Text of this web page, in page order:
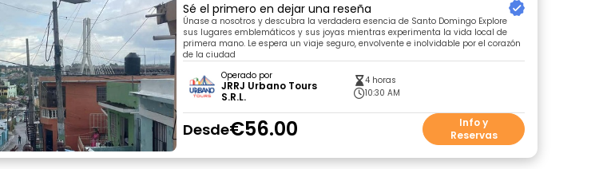
Sé el primero en dejar una reseña
Únase a nosotros y descubra la verdadera esencia de Santo Domingo Explore
sus lugares emblemáticos y sus joyas mientras experimenta la vida local de
primera mano. Le espera un viaje seguro, envolvente e inolvidable por el corazón
de la ciudad
Operado por
JRRJ Urbano Tours
S.R.L.
4 horas
10:30 AM
Desde€56.00
Info y
Reservas